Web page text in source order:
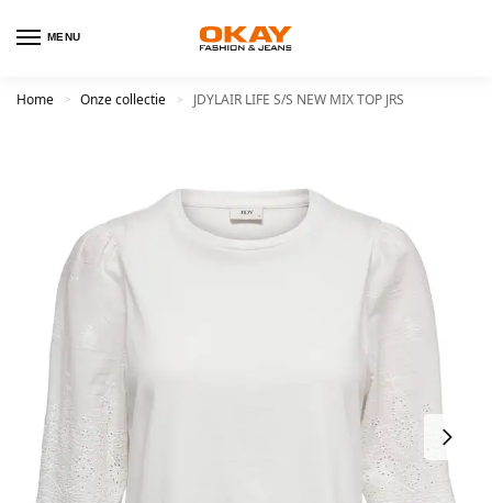
MENU
Home > Onze collectie > JDYLAIR LIFE S/S NEW MIX TOP JRS